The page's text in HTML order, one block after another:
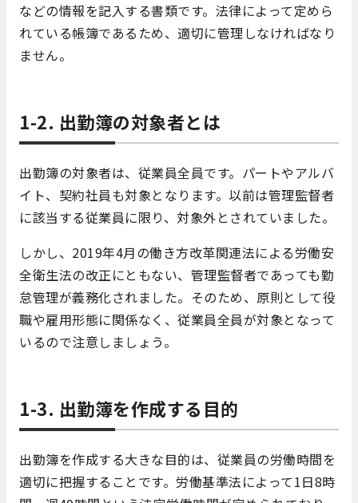
などの情報を記入する書類です。法律によって定めら
れている帳簿であるため、適切に管理しなければなり
ません。
1-2. 出勤簿の対象者とは
出勤簿の対象者は、従業員全員です。パートやアルバ
イト、契約社員も対象となります。以前は管理監督者
に該当する従業員に限り、対象外とされていました。
しかし、2019年4月の働き方改革関連法による労働安
全衛生法の改正にともない、管理監督者であっても勤
怠管理が義務化されました。そのため、原則として役
職や雇用形態に関係なく、従業員全員が対象となって
いるので注意しましょう。
1-3. 出勤簿を作成する目的
出勤簿を作成する大きな目的は、従業員の労働時間を
適切に把握することです。労働基準法によって1日8時